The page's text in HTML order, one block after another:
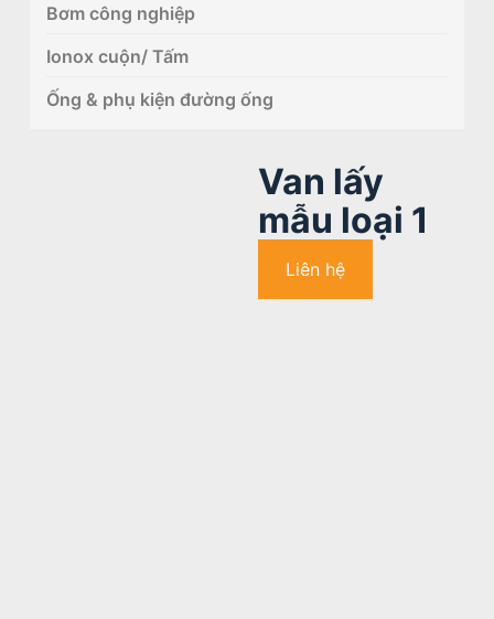
Bơm công nghiệp
Ionox cuộn/ Tấm
Ống & phụ kiện đường ống
Van lấy
mẫu loại 1
Liên hệ